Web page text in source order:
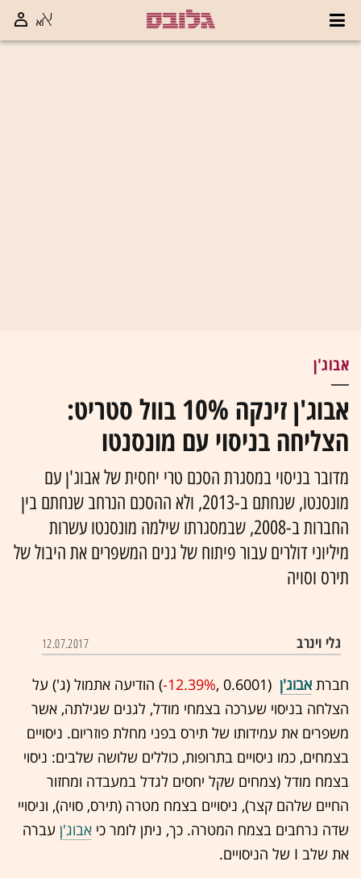
אבוג'ן
אבוג'ן זינקה 10% בוול סטריט:
הצליחה בניסוי עם מונסנטו
מדובר בניסוי במסגרת הסכם טרי יחסית של אבוג'ן עם
מונסנטו, שנחתם ב-2013, ולא ההסכם הנרחב שנחתם בין
החברות ב-2008, שבמסגרתו שילמה מונסנטו עשרות
מיליוני דולרים עבור פיתוח של גנים המשפרים את היבול של
תירס וסויה
גלי וינרב 12.07.2017
חברת אבוג'ן (0.6001 ,‎
-12.39%‏) הודיעה אתמול (ג') על
הצלחה בניסוי שערכה בצמחי מודל, לגנים שגילתה, אשר
משפרים את עמידותו של תירס בפני מחלת פוזריום. ניסויים
בצמחים, כמו ניסויים בתרופות, כוללים שלושה שלבים: ניסוי
בצמח מודל (צמחים שקל יחסים לגדל במעבדה ומחזור
החיים שלהם קצר), ניסויים בצמח מטרה (תירס, סויה), וניסויי
שדה נרחבים בצמח המטרה. כך, ניתן לומר כי אבוג'ן עברה
את שלב I של הניסויים.